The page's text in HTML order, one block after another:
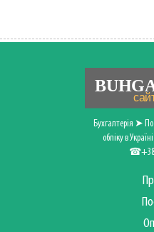
Бухгалтерія ➤
обліку в